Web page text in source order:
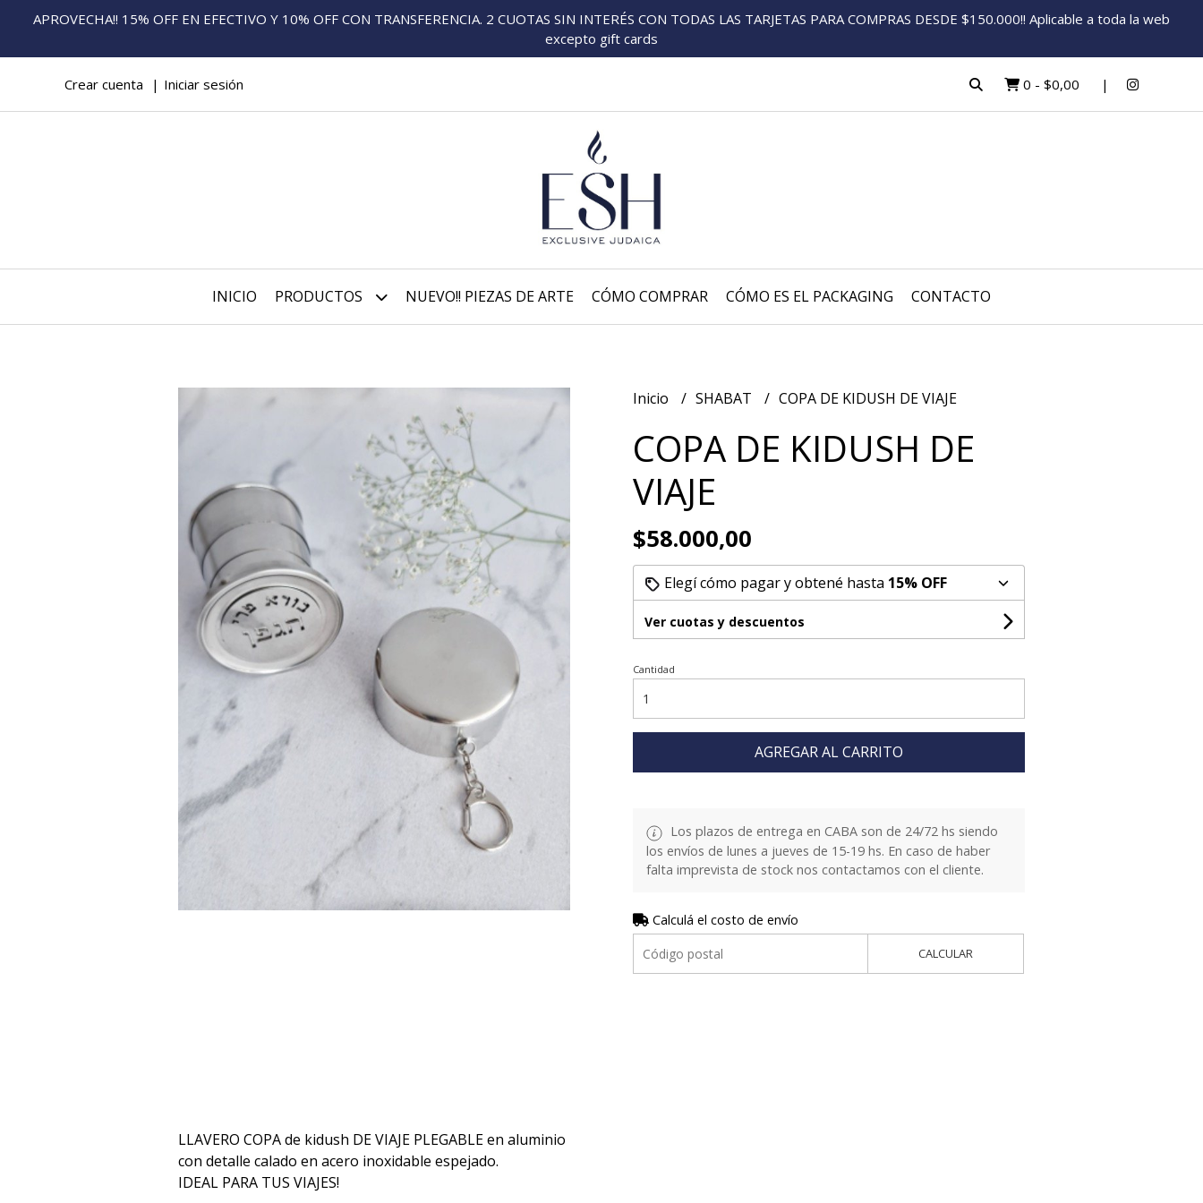
APROVECHA!! 15% OFF EN EFECTIVO Y 10% OFF CON TRANSFERENCIA. 2 CUOTAS SIN INTERÉS CON TODAS LAS TARJETAS PARA COMPRAS DESDE $150.000!! Aplicable a toda la web
excepto gift cards
Crear cuenta Iniciar sesión 0 - $0,00
INICIO PRODUCTOS NUEVO!! PIEZAS DE ARTE CÓMO COMPRAR CÓMO ES EL PACKAGING CONTACTO
LLAVERO COPA de kidush DE VIAJE PLEGABLE en aluminio
con detalle calado en acero inoxidable espejado.
IDEAL PARA TUS VIAJES!
Inicio SHABAT COPA DE KIDUSH DE VIAJE
COPA DE KIDUSH DE
VIAJE
$58.000,00
Elegí cómo pagar y obtené hasta 15% OFF
Ver cuotas y descuentos
Cantidad
AGREGAR AL CARRITO
Los plazos de entrega en CABA son de 24/72 hs siendo
los envíos de lunes a jueves de 15-19 hs. En caso de haber
falta imprevista de stock nos contactamos con el cliente.
Calculá el costo de envío
CALCULAR